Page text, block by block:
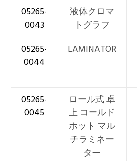
05265-
0043
液体クロマ
トグラフ
05265-
0044
LAMINATOR
05265-
0045
ロール式 卓
上 コールド
ホット マル
チラミネー
ター